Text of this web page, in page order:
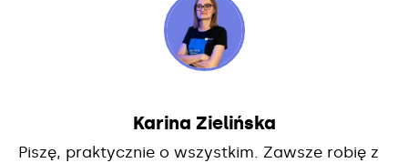
Karina Zielińska
Piszę, praktycznie o wszystkim. Zawsze robię z